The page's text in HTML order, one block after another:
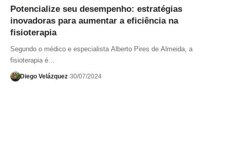
Potencialize seu desempenho: estratégias
inovadoras para aumentar a eficiência na
fisioterapia
Segundo o médico e especialista Alberto Pires de Almeida, a
fisioterapia é…
Diego Velázquez 30/07/2024